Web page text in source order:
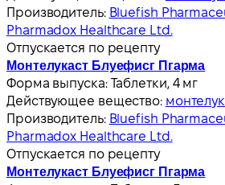
Производитель: Bluefish
Pharmadox Healthcare Ltd.
Отпускается по рецепту
Монтелукаст Блуефисг Пгарма
Форма выпуска: Таблетки, 4 мг
Действующее вещество:
Производитель: Bluefish
Pharmadox Healthcare Ltd.
Отпускается по рецепту
Монтелукаст Блуефисг Пгарма